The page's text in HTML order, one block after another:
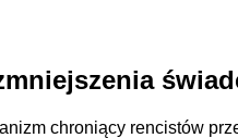
chroniący rencistów